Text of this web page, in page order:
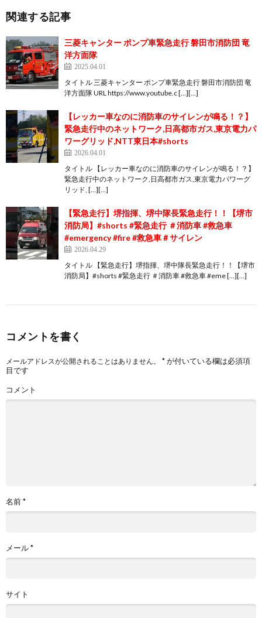
関連する記事
三菱キャンター ポンプ車緊急走行 磐田市消防団 竜
洋方面隊
2025.04.01
タイトル 三菱キャンター ポンプ車緊急走行 磐田市消防団 竜
洋方面隊 URL https://www.youtube.c […][…]
【レッカー車なのに消防車のサイレンが鳴る！？】
緊急走行中のネットワーク,日高都市ガス,東京電力パ
ワーグリッド,NTT東日本#shorts
2026.04.01
タイトル 【レッカー車なのに消防車のサイレンが鳴る！？】
緊急走行中のネットワーク,日高都市ガス,東京電力パワーグ
リッド, […][…]
【緊急走行】堺指揮、堺中隊長緊急走行！！【堺市
消防局】#shorts #緊急走行 ＃消防車 #救急車
#emergency #fire #救急車＃サイレン
2026.04.29
タイトル 【緊急走行】堺指揮、堺中隊長緊急走行！！【堺市
消防局】#shorts #緊急走行 ＃消防車 #救急車 #eme […][…]
コメントを書く
メールアドレスが公開されることはありません。 *が付いている欄は必須項
目です
コメント
名前*
メール*
サイト